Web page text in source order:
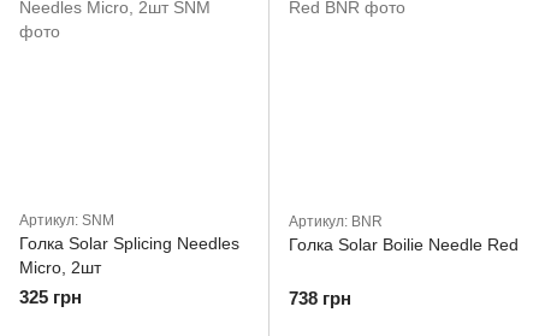
Артикул: SNM
Голка Solar Splicing Needles
Micro, 2шт
325 грн
Артикул: BNR
Голка Solar Boilie Needle Red
738 грн